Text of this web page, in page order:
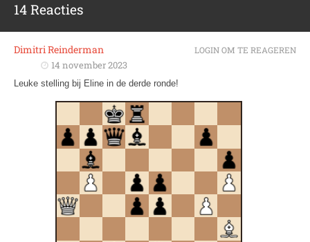
14 Reacties
Dimitri Reinderman
14 november 2023
Leuke stelling bij Eline in de derde ronde!
LOGIN OM TE REAGEREN